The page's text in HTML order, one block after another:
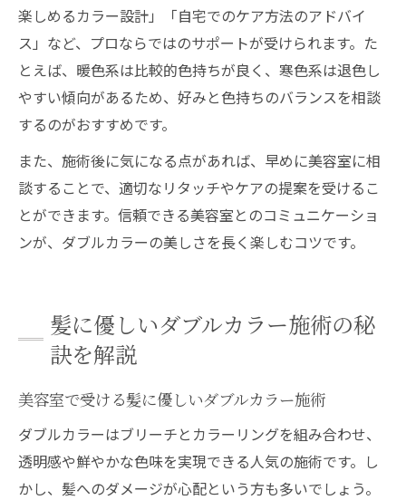
楽しめるカラー設計」「自宅でのケア方法のアドバイ
ス」など、プロならではのサポートが受けられます。た
とえば、暖色系は比較的色持ちが良く、寒色系は退色し
やすい傾向があるため、好みと色持ちのバランスを相談
するのがおすすめです。
また、施術後に気になる点があれば、早めに美容室に相
談することで、適切なリタッチやケアの提案を受けるこ
とができます。信頼できる美容室とのコミュニケーショ
ンが、ダブルカラーの美しさを長く楽しむコツです。
髪に優しいダブルカラー施術の秘
訣を解説
美容室で受ける髪に優しいダブルカラー施術
ダブルカラーはブリーチとカラーリングを組み合わせ、
透明感や鮮やかな色味を実現できる人気の施術です。し
かし、髪へのダメージが心配という方も多いでしょう。